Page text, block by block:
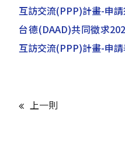
互訪交流(PPP)計畫-申
台德(DAAD)共同徵求
互訪交流(PPP)計畫-申
上一則